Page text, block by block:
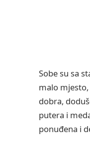
Sobe su sa
malo
dobra,
putera i
ponuđena i